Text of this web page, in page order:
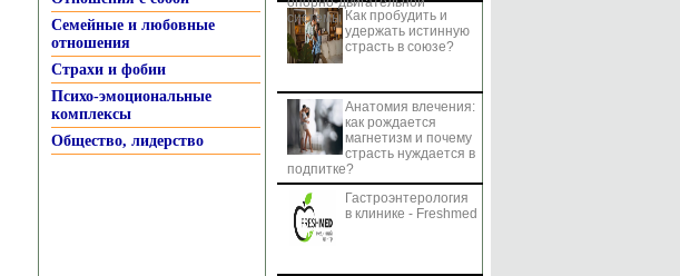
Семейные и любовные
отношения
Страхи и фобии
Психо-эмоциональные
комплексы
Общество, лидерство
системы Как пробудить и
удержать истинную
страсть в союзе?
Анатомия влечения:
как рождается
магнетизм и почему
страсть нуждается в
подпитке?
Гастроэнтерология
в клинике - Freshmed